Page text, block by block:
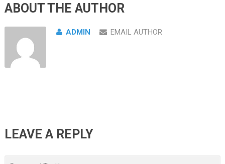
ABOUT THE AUTHOR
ADMIN EMAIL AUTHOR
LEAVE A REPLY